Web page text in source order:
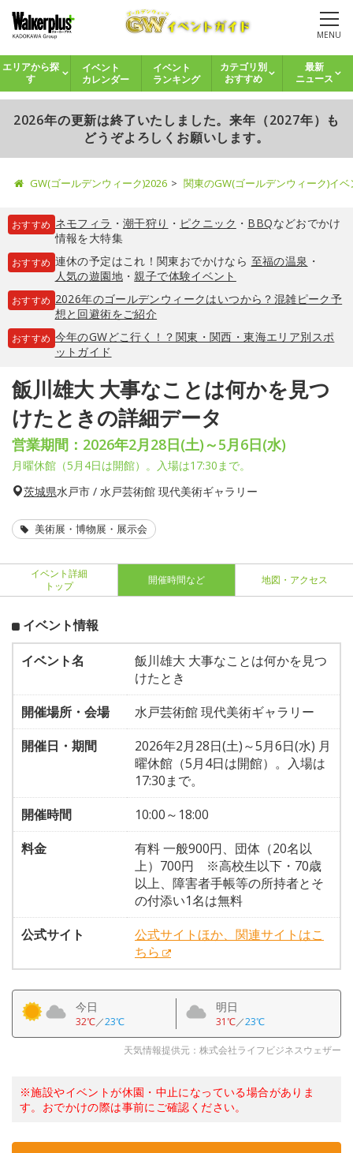
MENU
エリアから探
す
イベント
カレンダー
イベント
ランキング
カテゴリ別
おすすめ
最新
ニュース
2026年の更新は終了いたしました。来年（2027年）も
どうぞよろしくお願いします。
GW(ゴールデンウィーク)2026 関東のGW(ゴールデンウィーク)イ
おすすめ ネモフィラ ・ 潮干狩り ・ ピクニック ・ BBQなどおでかけ
情報を大特集
おすすめ 連休の予定はこれ！関東おでかけなら 至福の温泉 ・
人気の遊園地・親子で体験イベント
おすすめ 2026年のゴールデンウィークはいつから？混雑ピーク予
想と回避術をご紹介
おすすめ 今年のGWどこ行く！？関東・関西・東海エリア別スポ
ットガイド
飯川雄大 大事なことは何かを見つ
けたときの詳細データ
営業期間：2026年2月28日(土)～5月6日(水)
月曜休館（5月4日は開館）。入場は17:30まで。
茨城県水戸市 / 水戸芸術館 現代美術ギャラリー
美術展・博物展・展示会
イベント詳細
トップ
開催時間など 地図・アクセス
イベント情報
イベント名
飯川雄大 大事なことは何かを見つ
けたとき
開催場所・会場
水戸芸術館 現代美術ギャラリー
開催日・期間
2026年2月28日(土)～5月6日(水) 月
曜休館（5月4日は開館）。入場は
17:30まで。
開催時間
10:00～18:00
料金
有料 一般900円、団体（20名以
上）700円 ※高校生以下・70歳
以上、障害者手帳等の所持者とそ
の付添い1名は無料
公式サイト
公式サイトほか、関連サイトはこ
ちら
今日
32℃／23℃
明日
31℃／23℃
天気情報提供元：株式会社ライフビジネスウェザー
※施設やイベントが休園・中止になっている場合がありま
す。おでかけの際は事前にご確認ください。